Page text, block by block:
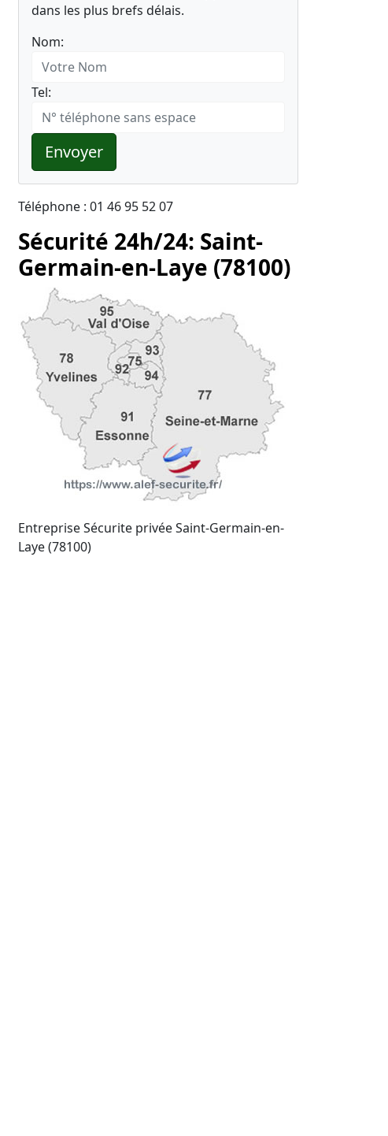
dans les plus brefs délais.
Nom:
Tel:
Envoyer
Téléphone : 01 46 95 52 07
Sécurité 24h/24: Saint-
Germain-en-Laye (78100)
Entreprise Sécurite privée Saint-Germain-en-
Laye (78100)